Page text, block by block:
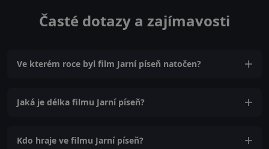
Časté dotazy a zajímavosti
Ve kterém roce byl film Jarní píseň natočen?
Jaká je délka filmu Jarní píseň?
Kdo hraje ve filmu Jarní píseň?